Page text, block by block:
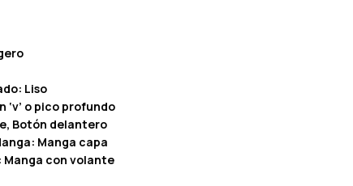
Liso
‘v’ o pico profundo
Botón delantero
Manga capa
Manga con volante